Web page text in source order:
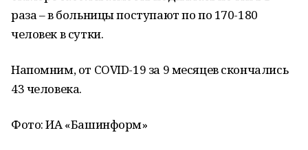
раза – в больницы поступают по по 170-180
человек в сутки.
Напомним, от COVID-19 за 9 месяцев скончались
43 человека.
Фото: ИА «Башинформ»